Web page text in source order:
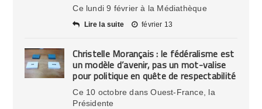
Ce lundi 9 février à la Médiathèque
Lire la suite février 13
Christelle Morançais : le fédéralisme est
un modèle d’avenir, pas un mot-valise
pour politique en quête de respectabilité
Ce 10 octobre dans Ouest-France, la
Présidente